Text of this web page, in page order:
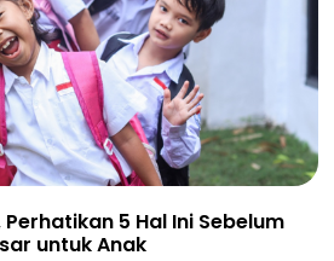
5 Hal Ini Sebelum
untuk Anak